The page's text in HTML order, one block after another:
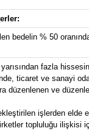
bedelin % 50
fazla
ticaret ve sanayi
ve
işlerden
topluluğu